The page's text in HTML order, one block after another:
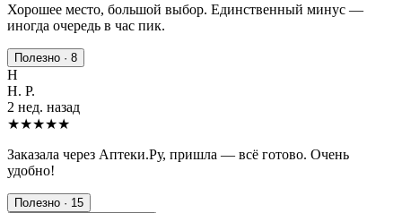
Хорошее место, большой выбор. Единственный минус —
иногда очередь в час пик.
Полезно · 8
Н
Н. Р.
2 нед. назад
★★★★★
Заказала через Аптеки.Ру, пришла — всё готово. Очень
удобно!
Полезно · 15